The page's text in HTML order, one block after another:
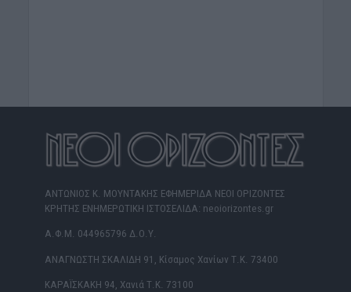
ΑΝΤΩΝΙΟΣ Κ. ΜΟΥΝΤΑΚΗΣ ΕΦΗΜΕΡΙΔΑ ΝΕΟΙ ΟΡΙΖΟΝΤΕΣ
ΚΡΗΤΗΣ ΕΝΗΜΕΡΩΤΙΚΗ ΙΣΤΟΣΕΛΙΔΑ: neoiorizontes.gr
Α.Φ.Μ. 044965796 Δ.Ο.Υ.
ΑΝΑΓΝΩΣΤΗ ΣΚΑΛΙΔΗ 91, Κίσαμος Χανίων Τ.Κ. 73400
ΚΑΡΑΪΣΚΑΚΗ 94, Χανιά Τ.Κ. 73100